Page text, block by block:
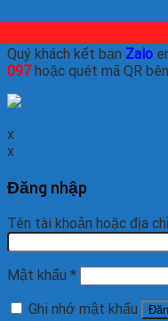
Quý khách kết bạn Zalo
097hoặc quét mã QR
x
x
Đăng nhập
Tên tài khoản hoặc địa
Mật khẩu *
Ghi nhớ mật khẩu